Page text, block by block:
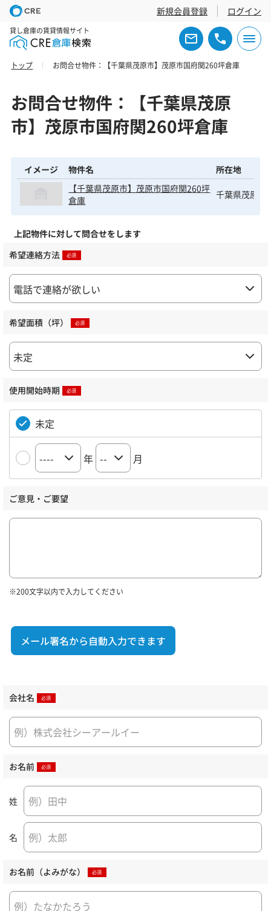
新規会員登録 ログイン
貸し倉庫の賃貸情報サイト
トップ お問合せ物件：【千葉県茂原市】茂原市国府関260坪倉庫
お問合せ物件：【千葉県茂原
市】茂原市国府関260坪倉庫
イメージ 物件名
所在地
【千葉県茂原市】茂原市国府関260坪
倉庫
千葉県茂原市
上記物件に対して問合せをします
希望連絡方法
希望面積（坪）
使用開始時期
未定
年 月
ご意見・ご要望
※200文字以内で入力してください
メール署名から自動入力できます
会社名
お名前
姓
名
お名前（よみがな）